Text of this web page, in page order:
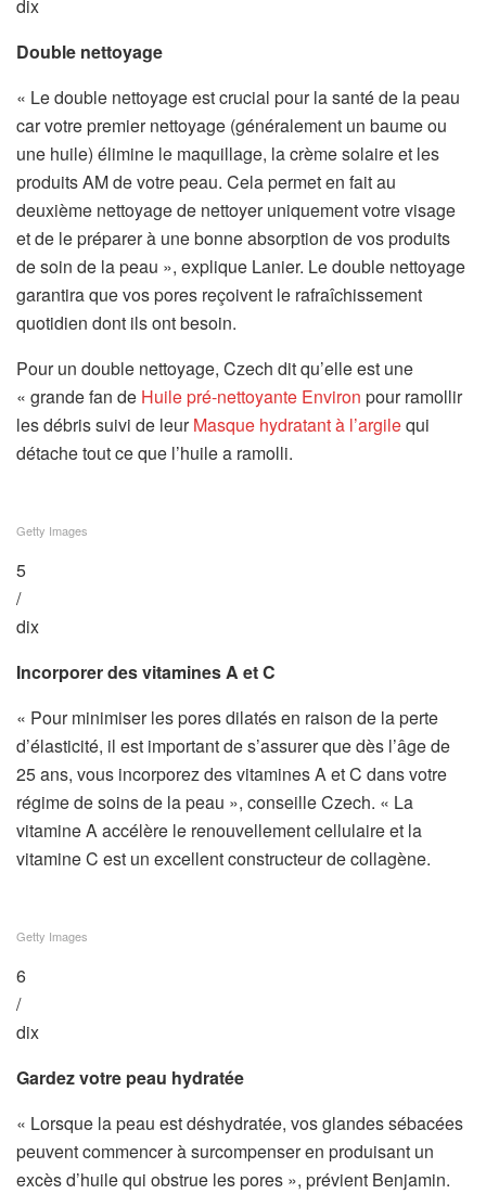
dix
Double nettoyage
« Le double nettoyage est crucial pour la santé de la peau
car votre premier nettoyage (généralement un baume ou
une huile) élimine le maquillage, la crème solaire et les
produits AM de votre peau. Cela permet en fait au
deuxième nettoyage de nettoyer uniquement votre visage
et de le préparer à une bonne absorption de vos produits
de soin de la peau », explique Lanier. Le double nettoyage
garantira que vos pores reçoivent le rafraîchissement
quotidien dont ils ont besoin.
Pour un double nettoyage, Czech dit qu’elle est une
« grande fan de Huile pré-nettoyante Environ pour ramollir
les débris suivi de leurMasque hydratant à l’argilequi
détache tout ce que l’huile a ramolli.
Getty Images
5
/
dix
Incorporer des vitamines A et C
« Pour minimiser les pores dilatés en raison de la perte
d’élasticité, il est important de s’assurer que dès l’âge de
25 ans, vous incorporez des vitamines A et C dans votre
régime de soins de la peau », conseille Czech. « La
vitamine A accélère le renouvellement cellulaire et la
vitamine C est un excellent constructeur de collagène.
Getty Images
6
/
dix
Gardez votre peau hydratée
« Lorsque la peau est déshydratée, vos glandes sébacées
peuvent commencer à surcompenser en produisant un
excès d’huile qui obstrue les pores », prévient Benjamin.